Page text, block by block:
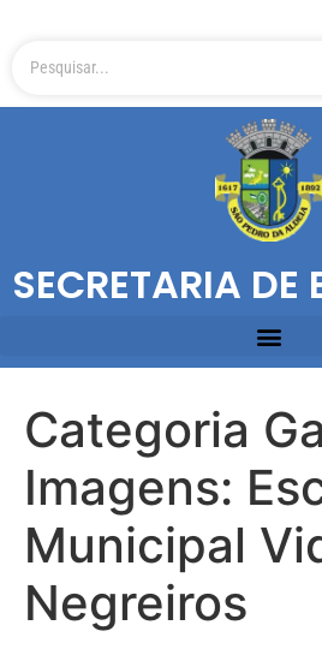
SECRETARIA
Categoria
Imagens:
Municipal
Negreiros